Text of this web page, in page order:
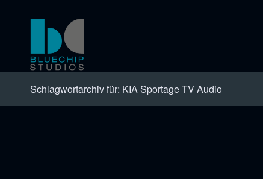
Schlagwortarchiv für: KIA Sportage TV Audio